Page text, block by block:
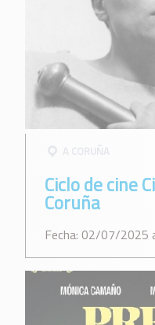
A CORUÑA
Ciclo de cine
Coruña
Fecha: 02/07/